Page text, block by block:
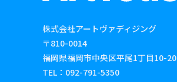
株式会社アートヴァディジング
〒810-0014
福岡県福岡市中央区平尾1丁目10-20
TEL： 092-791-5350